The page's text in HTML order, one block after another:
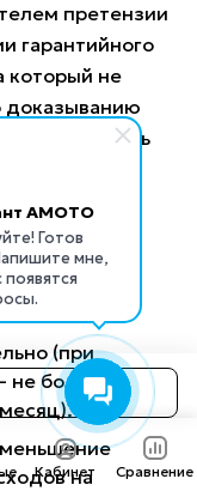
AMOTO
Готов
мне,
появятся
претензии
гарантийного
который не
доказыванию
должен подать
для
(при
не более 14
на
Кабинет Сравнение